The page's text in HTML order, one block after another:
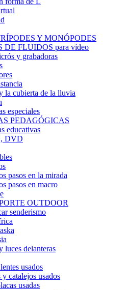
Y MONÓPODES
DE FLUIDOS para vídeo
y grabadoras
la cubierta de la lluvia
especiales
PEDAGÓGICAS
educativas
DVD
pasos en la mirada
pasos en macro
OUTDOOR
senderismo
luces delanteras
usados
catalejos usados
usadas